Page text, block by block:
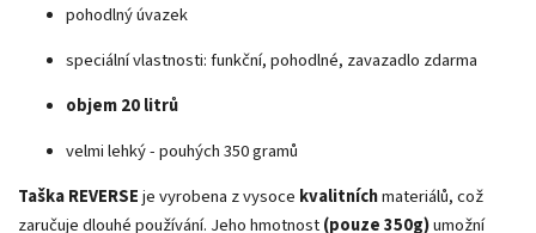
pohodlný úvazek
speciální vlastnosti: funkční, pohodlné, zavazadlo zdarma
objem 20 litrů
velmi lehký - pouhých 350 gramů
Taška REVERSEje vyrobena z vysoce kvalitníchmateriálů, což
zaručuje dlouhé používání. Jeho hmotnost(pouze 350g)umožní